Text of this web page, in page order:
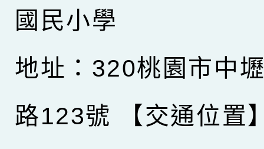
國民小學
地址：320桃園市中
路123號
【交通位置